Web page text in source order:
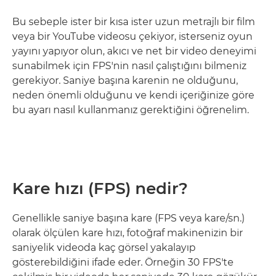
Bu sebeple ister bir kısa ister uzun metrajlı bir film
veya bir YouTube videosu çekiyor, isterseniz oyun
yayını yapıyor olun, akıcı ve net bir video deneyimi
sunabilmek için FPS'nin nasıl çalıştığını bilmeniz
gerekiyor. Saniye başına karenin ne olduğunu,
neden önemli olduğunu ve kendi içeriğinize göre
bu ayarı nasıl kullanmanız gerektiğini öğrenelim.
Kare hızı (FPS) nedir?
Genellikle saniye başına kare (FPS veya kare/sn.)
olarak ölçülen kare hızı, fotoğraf makinenizin bir
saniyelik videoda kaç görsel yakalayıp
gösterebildiğini ifade eder. Örneğin 30 FPS'te